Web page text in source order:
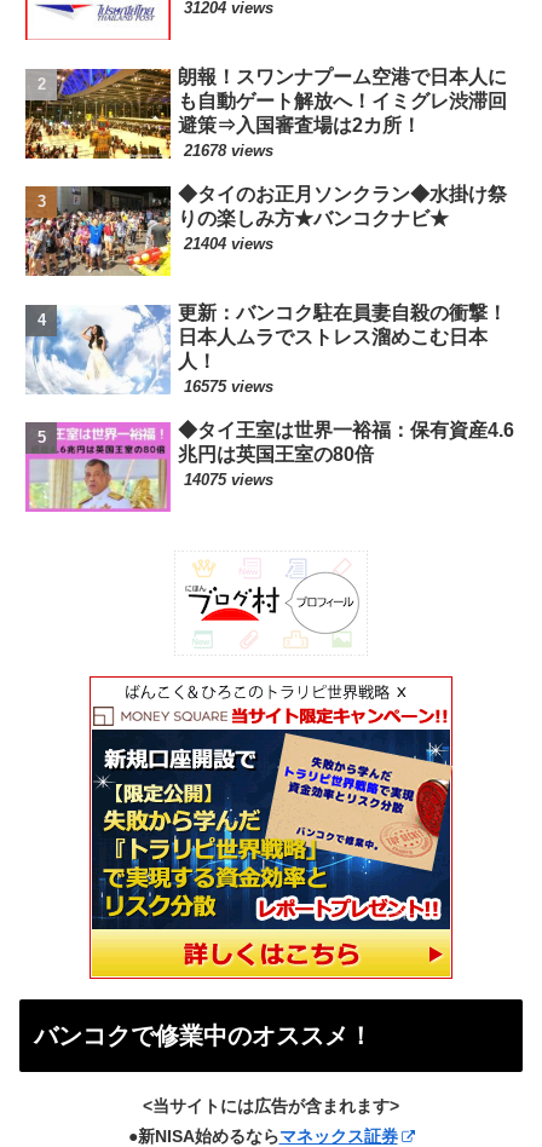
31204 views
朗報！スワンナプーム空港で日本人に
も自動ゲート解放へ！イミグレ渋滞回
避策⇒入国審査場は2カ所！
21678 views
◆タイのお正月ソンクラン◆水掛け祭
りの楽しみ方★バンコクナビ★
21404 views
更新：バンコク駐在員妻自殺の衝撃！
日本人ムラでストレス溜めこむ日本
人！
16575 views
◆タイ王室は世界一裕福：保有資産4.6
兆円は英国王室の80倍
14075 views
バンコクで修業中のオススメ！
<当サイトには広告が含まれます>
●新NISA始めるならマネックス証券